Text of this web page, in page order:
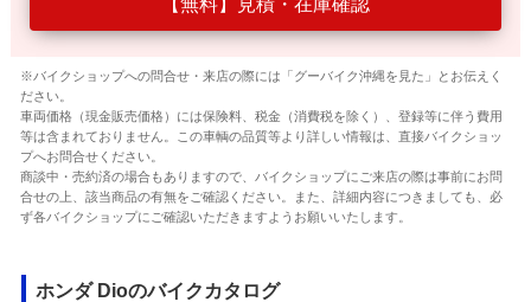
※バイクショップへの問合せ・来店の際には「グーバイク沖縄を見た」とお伝えく
ださい。
車両価格（現金販売価格）には保険料、税金（消費税を除く）、登録等に伴う費用
等は含まれておりません。この車輌の品質等より詳しい情報は、直接バイクショッ
プへお問合せください。
商談中・売約済の場合もありますので、バイクショップにご来店の際は事前にお問
合せの上、該当商品の有無をご確認ください。また、詳細内容につきましても、必
ず各バイクショップにご確認いただきますようお願いいたします。
ホンダ Dioのバイクカタログ